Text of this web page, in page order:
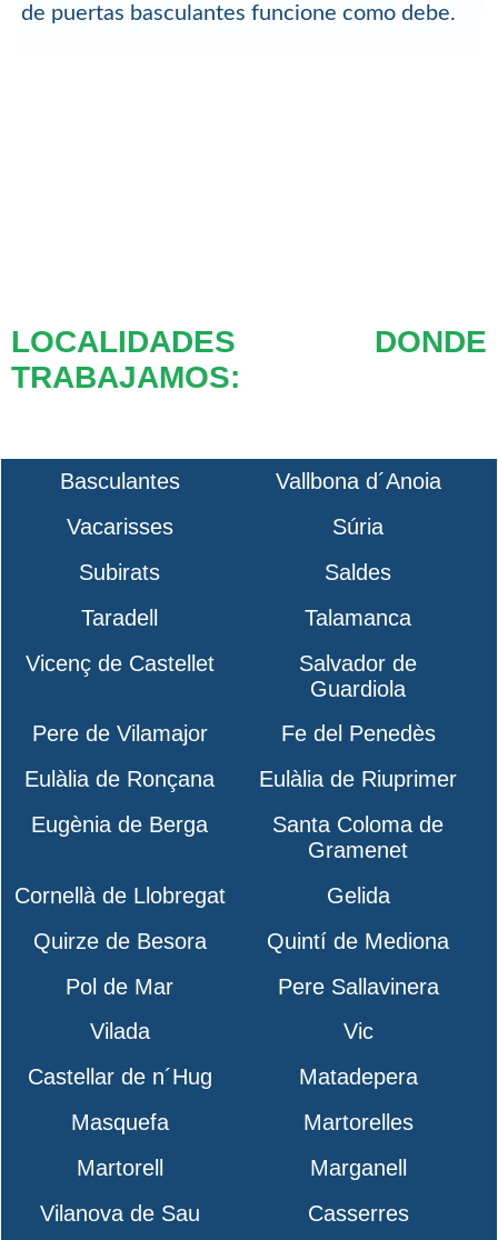
de puertas basculantes funcione como debe.
LOCALIDADES DONDE
TRABAJAMOS:
Basculantes
Vallbona d´Anoia
Vacarisses
Súria
Subirats
Saldes
Taradell
Talamanca
Vicenç de Castellet
Salvador de
Guardiola
Pere de Vilamajor
Fe del Penedès
Eulàlia de Ronçana
Eulàlia de Riuprimer
Eugènia de Berga
Santa Coloma de
Gramenet
Cornellà de Llobregat
Gelida
Quirze de Besora
Quintí de Mediona
Pol de Mar
Pere Sallavinera
Vilada
Vic
Castellar de n´Hug
Matadepera
Masquefa
Martorelles
Martorell
Marganell
Vilanova de Sau
Casserres